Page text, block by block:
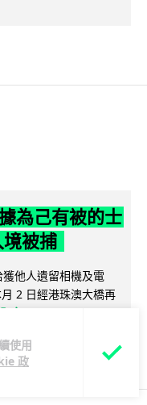
使用
政
為己有被的士
被捕
他人遺留相機及電
2 日經港珠澳大橋再
文